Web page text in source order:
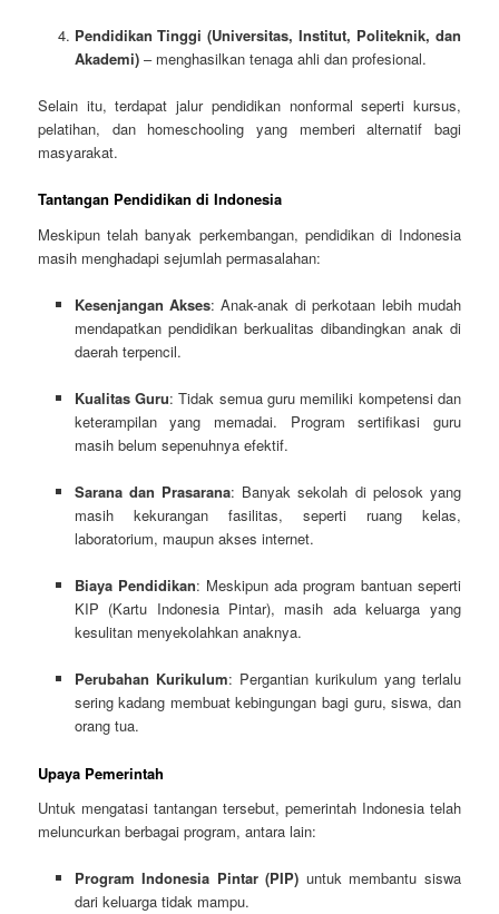
Pendidikan Tinggi (Universitas, Institut, Politeknik, dan
Akademi)– menghasilkan tenaga ahli dan profesional.
Selain itu, terdapat jalur pendidikan nonformal seperti kursus,
pelatihan, dan homeschooling yang memberi alternatif bagi
masyarakat.
Tantangan Pendidikan di Indonesia
Meskipun telah banyak perkembangan, pendidikan di Indonesia
masih menghadapi sejumlah permasalahan:
Kesenjangan Akses: Anak-anak di perkotaan lebih mudah
mendapatkan pendidikan berkualitas dibandingkan anak di
daerah terpencil.
Kualitas Guru: Tidak semua guru memiliki kompetensi dan
keterampilan yang memadai. Program sertifikasi guru
masih belum sepenuhnya efektif.
Sarana dan Prasarana: Banyak sekolah di pelosok yang
masih kekurangan fasilitas, seperti ruang kelas,
laboratorium, maupun akses internet.
Biaya Pendidikan: Meskipun ada program bantuan seperti
KIP (Kartu Indonesia Pintar), masih ada keluarga yang
kesulitan menyekolahkan anaknya.
Perubahan Kurikulum: Pergantian kurikulum yang terlalu
sering kadang membuat kebingungan bagi guru, siswa, dan
orang tua.
Upaya Pemerintah
Untuk mengatasi tantangan tersebut, pemerintah Indonesia telah
meluncurkan berbagai program, antara lain:
Program Indonesia Pintar (PIP) untuk membantu siswa
dari keluarga tidak mampu.